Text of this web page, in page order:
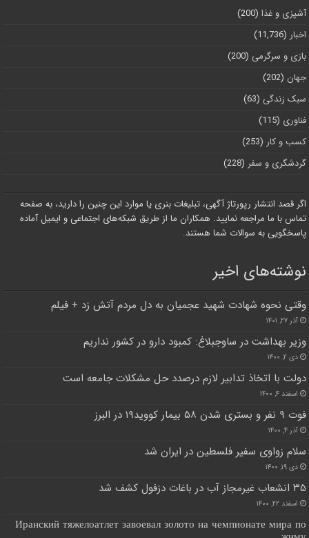
آشپزی و غذا (200)
اخبار (11,736)
بازی و سرگرمی (200)
جهان (202)
سبک زندگی (63)
فناوری (115)
کسب و کار (253)
گردشگری و سفر (228)
اگر قصد انتشار رپورتاژ آگهی، تبلیغات بنری یا موارد این چنین را دارید، به صفحه
تماس با ما مراجعه نمایید. همکاران ما از طریق شبکه‌های اجتماعی و ایمیل آماده
پاسخگویی به سوالات شما هستند.
نوشته‌های اخیر
وقتی نحوه شهادت شهید عجمیان به دل مردم آتش زد + فیلم
آذر ۲۷, ۱۴۰۱
وزیر بهداشت در ساوجبلاغ: کمبود دارو در کشور نداریم
دی ۲, ۱۴۰۰
دولت با اتخاذ تدابیر لازم درصدد حل مشکلات جامعه است
اسفند ۴, ۱۴۰۰
فوت ۹ نفر و بستری شدن ۵۸ بیمار کووید۱۹ در البرز
آذر ۴, ۱۴۰۰
سلام زواوی سفیر فلسطین در ایران شد
دی ۱۹, ۱۴۰۰
۳۵ انشعاب غیرمجاز آب در باغات دزفول کشف شد
اسفند ۲۲, ۱۴۰۰
Иранский тяжелоатлет завоевал золото на чемпионате мира по